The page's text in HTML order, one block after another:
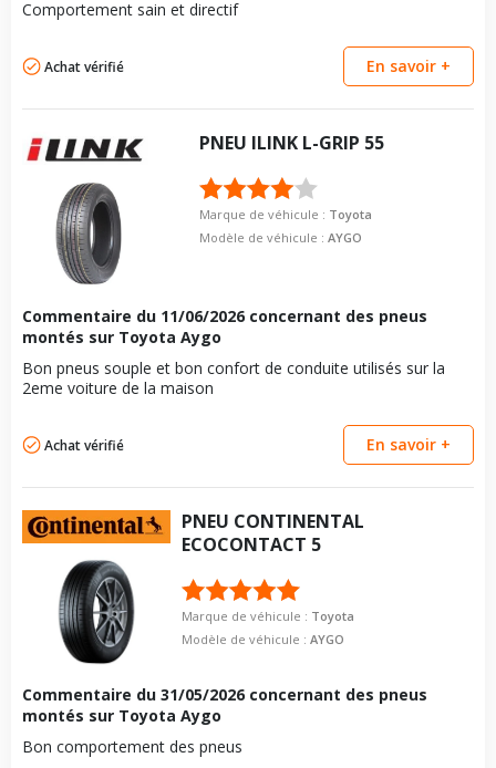
Pour la visserie, afin de garantir une parfaite compatibilité, nous
vous conseillons de contacter directement le constructeur.
Comportement sain et directif
Achat vérifié En savoir +
PNEU ILINK L-GRIP 55
Marque de véhicule : Toyota
Modèle de véhicule : AYGO
Commentaire du 11/06/2026 concernant des pneus
montés sur Toyota Aygo
Bon pneus souple et bon confort de conduite utilisés sur la
2eme voiture de la maison
Achat vérifié En savoir +
PNEU CONTINENTAL
ECOCONTACT 5
Marque de véhicule : Toyota
Modèle de véhicule :AYGO
Commentaire du 31/05/2026 concernant des pneus
montés sur Toyota Aygo
Bon comportement des pneus